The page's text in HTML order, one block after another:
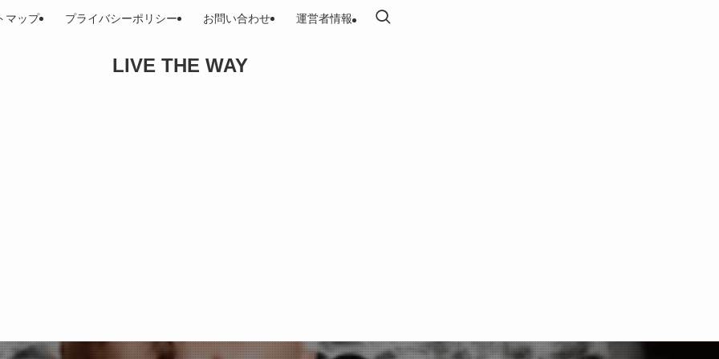
LIVE THE WAY
マップ プライバシーポリシー お問い合わせ 運営者情報